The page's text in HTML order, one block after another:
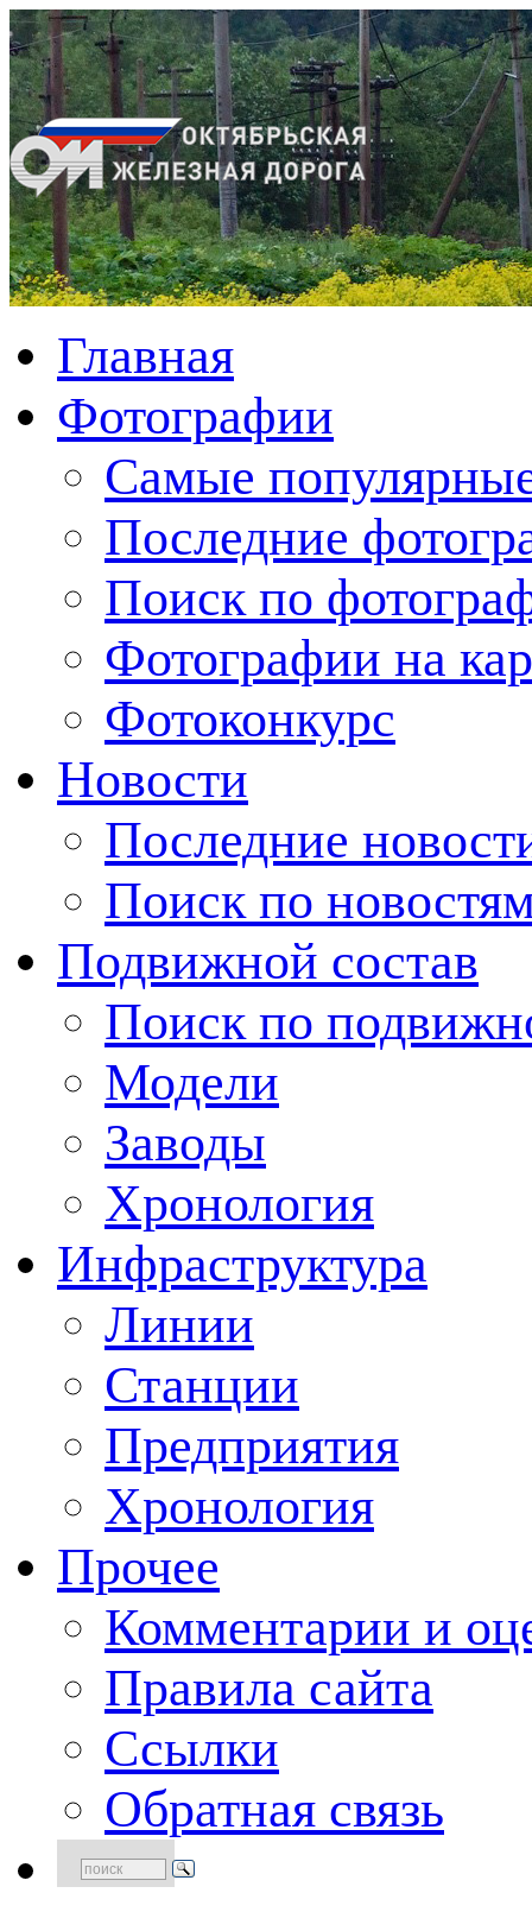
Главная
Фотографии
Cамые
Последние
Поиск по
Фотографии на
Фотоконкурс
Новости
Последние
Поиск по
Подвижной состав
Поиск по
Модели
Заводы
Хронология
Инфраструктура
Линии
Станции
Предприятия
Хронология
Прочее
Комментарии и
Правила сайта
Ссылки
Обратная связь